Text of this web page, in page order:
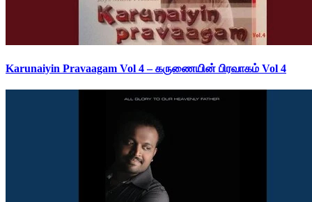
Karunaiyin Pravaagam Vol 4 – கருணையின் பிரவாகம் Vol 4